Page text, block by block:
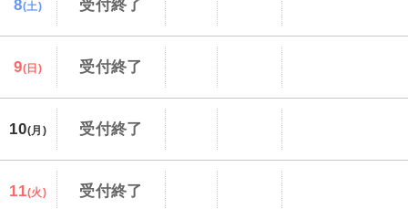
8(土) 受付終了
9(日) 受付終了
10(月) 受付終了
11(火) 受付終了